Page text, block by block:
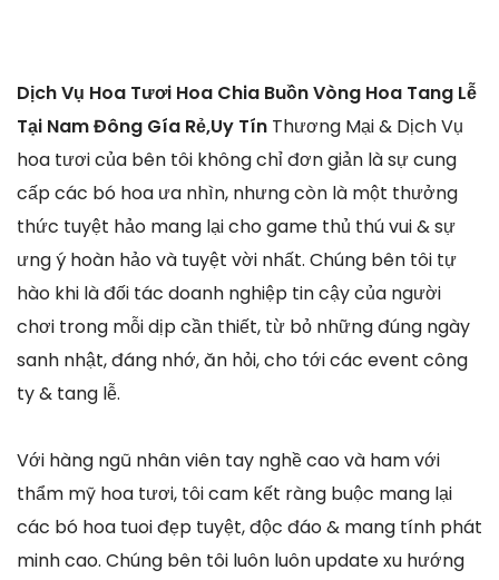
Dịch Vụ Hoa Tươi Hoa Chia Buồn Vòng Hoa Tang Lễ
Tại Nam Đông Gía Rẻ,Uy Tín Thương Mại & Dịch Vụ
hoa tươi của bên tôi không chỉ đơn giản là sự cung
cấp các bó hoa ưa nhìn, nhưng còn là một thưởng
thức tuyệt hảo mang lại cho game thủ thú vui & sự
ưng ý hoàn hảo và tuyệt vời nhất. Chúng bên tôi tự
hào khi là đối tác doanh nghiệp tin cậy của người
chơi trong mỗi dịp cần thiết, từ bỏ những đúng ngày
sanh nhật, đáng nhớ, ăn hỏi, cho tới các event công
ty & tang lễ.
Với hàng ngũ nhân viên tay nghề cao và ham với
thẩm mỹ hoa tươi, tôi cam kết ràng buộc mang lại
các bó hoa tuoi đẹp tuyệt, độc đáo & mang tính phát
minh cao. Chúng bên tôi luôn luôn update xu hướng